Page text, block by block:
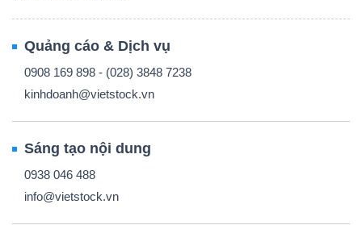
Quảng cáo & Dịch vụ
0908 169 898 - (028) 3848 7238
kinhdoanh@vietstock.vn
Sáng tạo nội dung
0938 046 488
info@vietstock.vn